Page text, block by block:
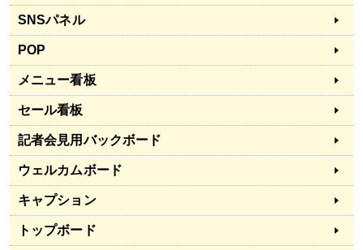
SNSパネル
POP
メニュー看板
セール看板
記者会見用バックボード
ウェルカムボード
キャプション
トップボード